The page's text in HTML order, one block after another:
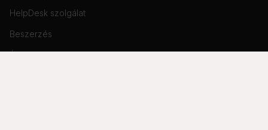
HelpDesk szolgálat
Beszerzés
Értékesítés